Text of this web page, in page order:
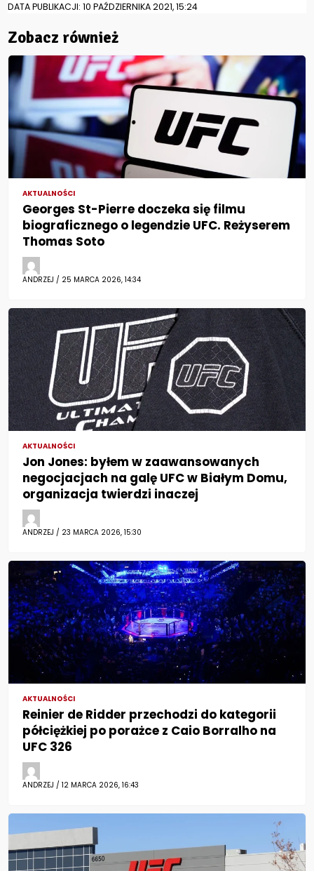
DATA PUBLIKACJI: 10 PAŹDZIERNIKA 2021, 15:24
Zobacz również
AKTUALNOŚCI
Georges St-Pierre doczeka się filmu
biograficznego o legendzie UFC. Reżyserem
Thomas Soto
ANDRZEJ / 25 MARCA 2026, 14:34
AKTUALNOŚCI
Jon Jones: byłem w zaawansowanych
negocjacjach na galę UFC w Białym Domu,
organizacja twierdzi inaczej
ANDRZEJ / 23 MARCA 2026, 15:30
AKTUALNOŚCI
Reinier de Ridder przechodzi do kategorii
półciężkiej po porażce z Caio Borralho na
UFC 326
ANDRZEJ / 12 MARCA 2026, 16:43